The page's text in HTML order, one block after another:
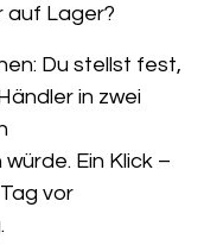
auf Lager?
Du stellst fest,
in zwei
Ein Klick –
vor